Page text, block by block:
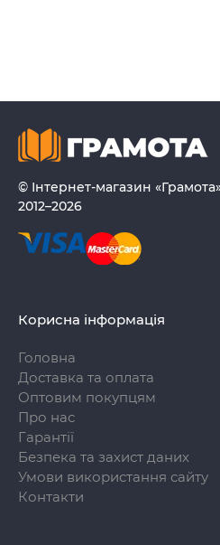
© Інтернет-магазин
2012–2026
Корисна інформація
Головна
Доставка та оплата
Оптовим покупцям
Про нас
Гарантії
Безпека та захист даних
Умови використання сайту
Контакти